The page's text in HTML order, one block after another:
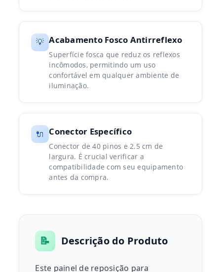
💡 Acabamento Fosco Antirreflexo
Superfície fosca que reduz os reflexos
incômodos, permitindo um uso
confortável em qualquer ambiente de
iluminação.
🔌 Conector Específico
Conector de 40 pinos e 2.5 cm de
largura. É crucial verificar a
compatibilidade com seu equipamento
antes da compra.
📝 Descrição do Produto
Este painel de reposição para